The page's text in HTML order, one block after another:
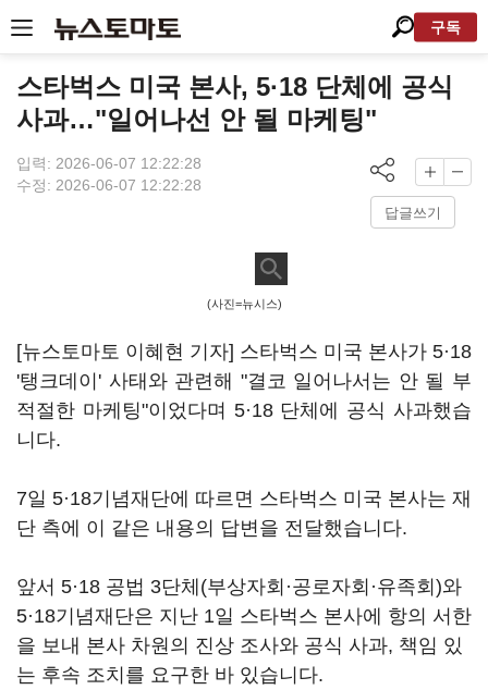
구독
스타벅스 미국 본사, 5·18 단체에 공식
사과…"일어나선 안 될 마케팅"
입력: 2026-06-07 12:22:28
수정: 2026-06-07 12:22:28
답글쓰기
(사진=뉴시스)
[뉴스토마토 이혜현 기자] 스타벅스 미국 본사가 5·18
'탱크데이' 사태와 관련해 "결코 일어나서는 안 될 부
적절한 마케팅"이었다며 5·18 단체에 공식 사과했습
니다.
7일 5·18기념재단에 따르면 스타벅스 미국 본사는 재
단 측에 이 같은 내용의 답변을 전달했습니다.
앞서 5·18 공법 3단체(부상자회·공로자회·유족회)와
5·18기념재단은 지난 1일 스타벅스 본사에 항의 서한
을 보내 본사 차원의 진상 조사와 공식 사과, 책임 있
는 후속 조치를 요구한 바 있습니다.